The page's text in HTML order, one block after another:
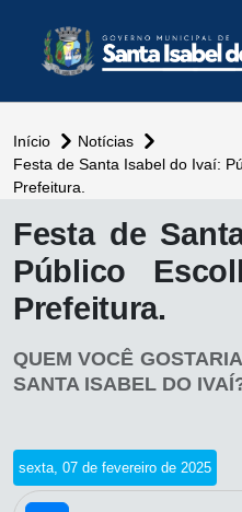
Início
Notícias
Festa de Santa Isabel do Ivaí:
Prefeitura.
principal
Festa de
Público
Prefeitura.
QUEM VOCÊ
SANTA ISABEL DO
sexta, 07 de fevereiro de 2025